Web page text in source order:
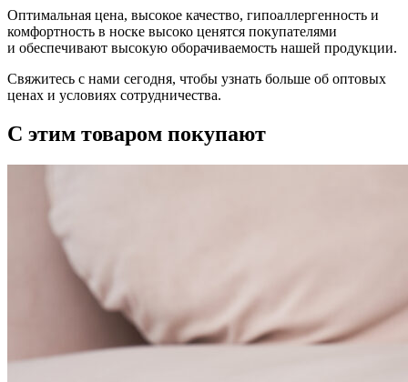
Оптимальная цена, высокое качество, гипоаллергенность и
комфортность в носке высоко ценятся покупателями
и обеспечивают высокую оборачиваемость нашей продукции.
Свяжитесь с нами сегодня, чтобы узнать больше об оптовых
ценах и условиях сотрудничества.
С этим товаром покупают